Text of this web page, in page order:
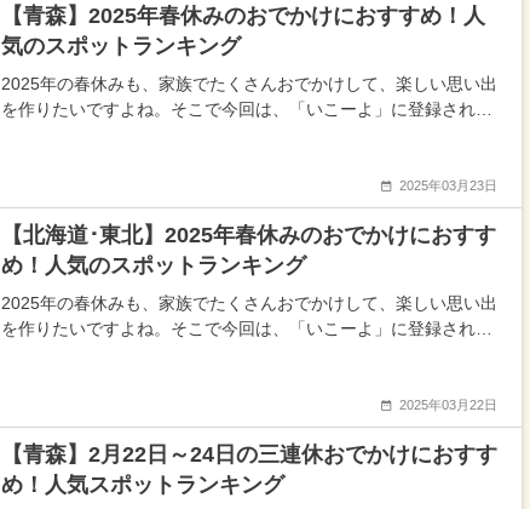
【青森】2025年春休みのおでかけにおすすめ！人
気のスポットランキング
2025年の春休みも、家族でたくさんおでかけして、楽しい思い出
を作りたいですよね。そこで今回は、「いこーよ」に登録され…
2025年03月23日
【北海道･東北】2025年春休みのおでかけにおすす
め！人気のスポットランキング
2025年の春休みも、家族でたくさんおでかけして、楽しい思い出
を作りたいですよね。そこで今回は、「いこーよ」に登録され…
2025年03月22日
【青森】2月22日～24日の三連休おでかけにおすす
め！人気スポットランキング